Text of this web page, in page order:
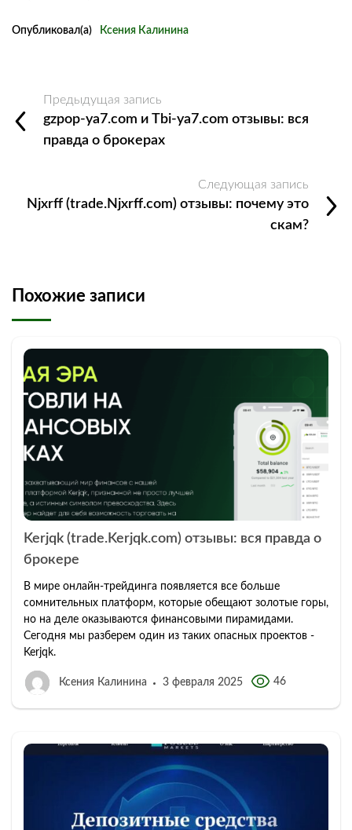
Опубликовал(а) Ксения Калинина
Предыдущая запись
gzpop-ya7.com и Tbi-ya7.com отзывы: вся
правда о брокерах
Следующая запись
Njxrff (trade.Njxrff.com) отзывы: почему это
скам?
Похожие записи
Kerjqk (trade.Kerjqk.com) отзывы: вся правда о
брокере
В мире онлайн-трейдинга появляется все больше
сомнительных платформ, которые обещают золотые горы,
но на деле оказываются финансовыми пирамидами.
Сегодня мы разберем один из таких опасных проектов -
Kerjqk.
Ксения Калинина 3 февраля 2025 46